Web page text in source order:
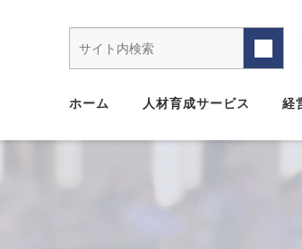
ホーム 人材育成サービス 経